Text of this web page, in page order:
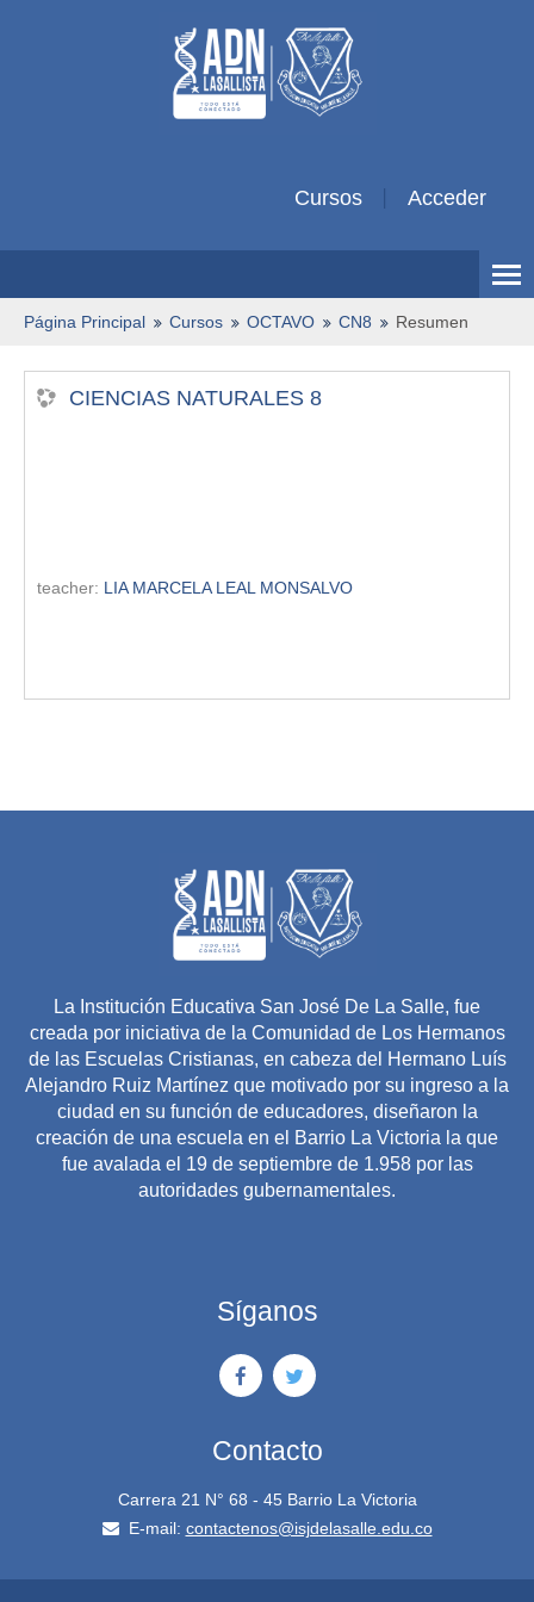
Cursos Acceder
Español Colombiano ‎(es_co)‎
Página Principal Cursos OCTAVO CN8 Resumen
CIENCIAS NATURALES 8
teacher: LIA MARCELA LEAL MONSALVO
La Institución Educativa San José De La Salle, fue
creada por iniciativa de la Comunidad de Los Hermanos
de las Escuelas Cristianas, en cabeza del Hermano Luís
Alejandro Ruiz Martínez que motivado por su ingreso a la
ciudad en su función de educadores, diseñaron la
creación de una escuela en el Barrio La Victoria la que
fue avalada el 19 de septiembre de 1.958 por las
autoridades gubernamentales.
Síganos
Contacto
Carrera 21 N° 68 - 45 Barrio La Victoria
E-mail: contactenos@isjdelasalle.edu.co